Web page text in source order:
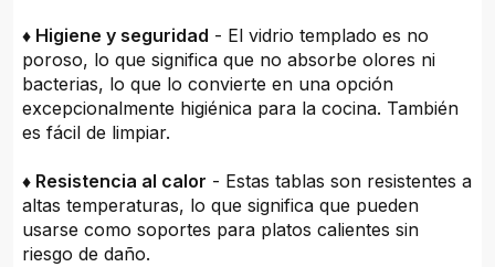
♦ Higiene y seguridad - El vidrio templado es no
poroso, lo que significa que no absorbe olores ni
bacterias, lo que lo convierte en una opción
excepcionalmente higiénica para la cocina. También
es fácil de limpiar.
♦ Resistencia al calor - Estas tablas son resistentes a
altas temperaturas, lo que significa que pueden
usarse como soportes para platos calientes sin
riesgo de daño.